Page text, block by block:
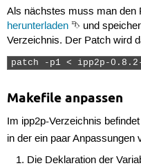
Als nächstes muss man den
herunterladen⮷ und
Verzeichnis. Der Patch wird
patch -p1 < ipp2p-
Makefile anpassen
Im ipp2p-Verzeichnis
in der ein paar
Die Deklaration der